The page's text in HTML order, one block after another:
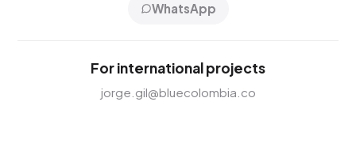
WhatsApp
For international projects
jorge.gil@bluecolombia.co